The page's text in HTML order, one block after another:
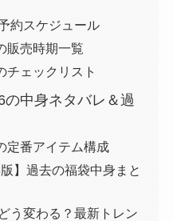
約スケジュール
販売時期一覧
チェックリスト
中身ネタバレ＆過
定番アイテム構成
】過去の福袋中身まと
う変わる？最新トレン